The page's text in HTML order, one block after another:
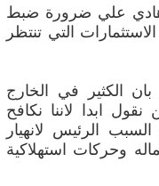
هادي علي ضرورة ضبط
التي تنتظر
الكثير في الخارج
ابدا لاننا نكافح
الرئيس لانهيار
وحركات استهلاكية